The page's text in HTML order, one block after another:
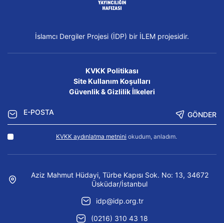
İslamcı Dergiler Projesi (İDP) bir İLEM projesidir.
KVKK Politikası
Site Kullanım Koşulları
Güvenlik & Gizlilik İlkeleri
GÖNDER
KVKK aydınlatma metnini okudum, anladım.
Aziz Mahmut Hüdayi, Türbe Kapısı Sok. No: 13, 34672
Üsküdar/İstanbul
idp@idp.org.tr
(0216) 310 43 18